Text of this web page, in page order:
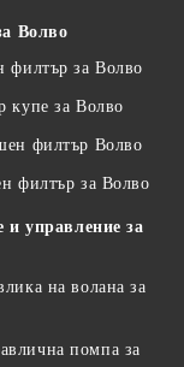
Волво
филтър за Волво
купе за Волво
филтър Волво
филтър за Волво
и управление за
на волана за
помпа за